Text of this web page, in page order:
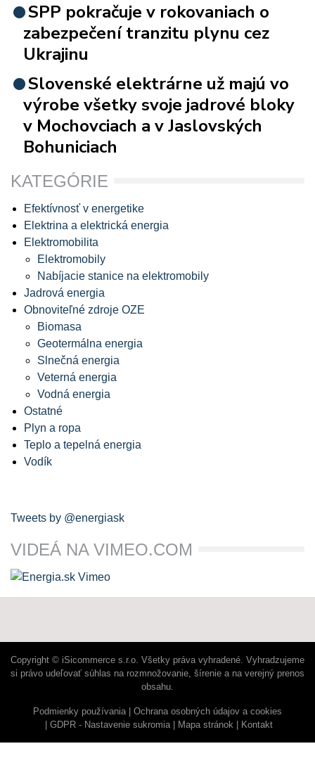
SPP pokračuje v rokovaniach o
zabezpečení tranzitu plynu cez
Ukrajinu
Slovenské elektrárne už majú vo
výrobe všetky svoje jadrové bloky
v Mochovciach a v Jaslovských
Bohuniciach
KATEGÓRIE
Efektívnosť v energetike
Elektrina a elektrická energia
Elektromobilita
Elektromobily
Nabíjacie stanice na elektromobily
Jadrová energia
Obnoviteľné zdroje OZE
Biomasa
Geotermálna energia
Slnečná energia
Veterná energia
Vodná energia
Ostatné
Plyn a ropa
Teplo a tepelná energia
Vodík
Tweets by @energiask
VIDEÁ NA VIMEO.COM
Copyright © iSicommerce s.r.o. Všetky práva vyhradené. Vyhradzujeme
si právo udeľovať súhlas na rozmnožovanie, šírenie a na verejný prenos
obsahu.
Podmienky používania
Ochrana osobných údajov a cookies
GDPR - Nastavenie sukromia
Mapa stránok Kontakt